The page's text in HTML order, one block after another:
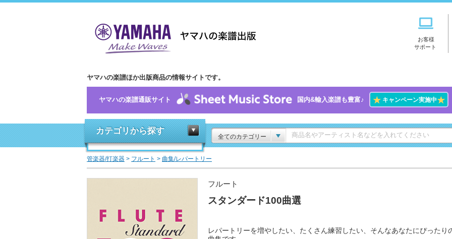
お客様
サポート
ヤマハの楽譜ほか出版商品の情報サイトです。
ヤマハの楽譜通販サイト 国内&輸入楽譜も豊富♪ ★キャンペーン実施中★
カテゴリから探す
全てのカテゴリー
管楽器/打楽器 > フルート > 曲集/レパートリー
フルート
スタンダード100曲選
レパートリーを増やしたい、たくさん練習したい、そんなあなたにぴったり